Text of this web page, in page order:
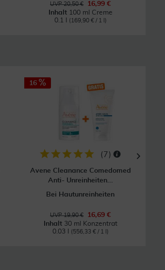
UVP 20,50 €
16,99 €
Inhalt 100 ml Creme
0.1 l
(169,90 € / 1 l)
16
( 7 )
Avene Cleanance Comedomed
Anti- Unreinheiten...
Bei Hautunreinheiten
UVP 19,90 €
16,69 €
Inhalt 30 ml Konzentrat
0.03 l
(556,33 € / 1 l)